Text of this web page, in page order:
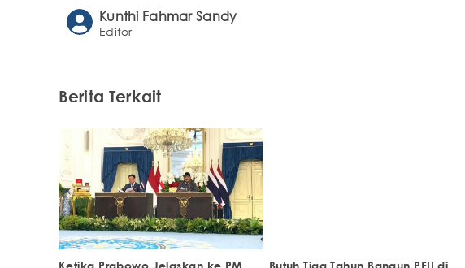
Kunthi Fahmar Sandy
Editor
Berita Terkait
Ketika Prabowo Jelaskan ke PM
Butuh Tiga Tahun Bangun PFII di